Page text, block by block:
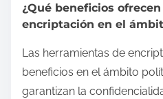
¿Qué beneficios
encriptación en el
Las herramientas de
beneficios en el ámbito
garantizan la